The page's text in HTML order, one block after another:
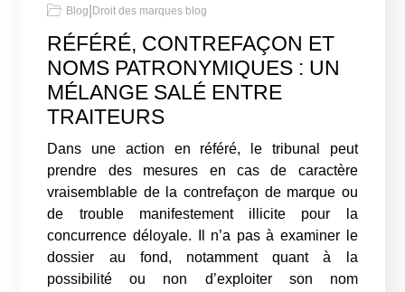
Blog Droit des marques blog
RÉFÉRÉ, CONTREFAÇON ET
NOMS PATRONYMIQUES : UN
MÉLANGE SALÉ ENTRE
TRAITEURS
Dans une action en référé, le tribunal peut
prendre des mesures en cas de caractère
vraisemblable de la contrefaçon de marque ou
de trouble manifestement illicite pour la
concurrence déloyale. Il n’a pas à examiner le
dossier au fond, notamment quant à la
possibilité ou non d’exploiter son nom